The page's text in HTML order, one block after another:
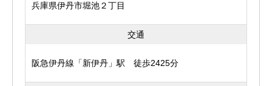
兵庫県伊丹市堀池２丁目
交通
阪急伊丹線「新伊丹」駅 徒歩2425分